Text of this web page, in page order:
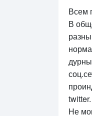
Всем
В
twitter.
Не